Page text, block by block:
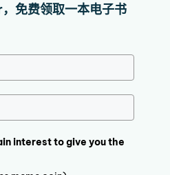
免费领取一本电子书
interest to give you the